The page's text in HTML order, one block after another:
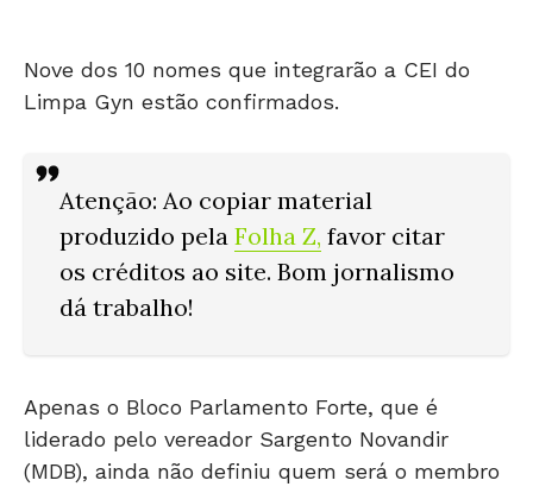
Nove dos 10 nomes que integrarão a CEI do
Limpa Gyn estão confirmados.
Atenção: Ao copiar material
produzido pela Folha Z, favor citar
os créditos ao site. Bom jornalismo
dá trabalho!
Apenas o Bloco Parlamento Forte, que é
liderado pelo vereador Sargento Novandir
(MDB), ainda não definiu quem será o membro